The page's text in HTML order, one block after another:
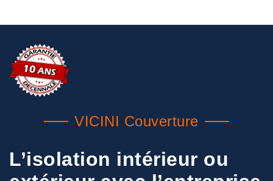
VICINI Couverture
L’isolation intérieur ou